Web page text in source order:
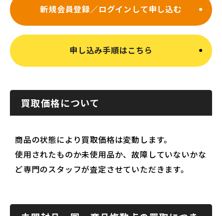
新規会員登録／ログインして申し込む
申し込み手順はこちら
買取価格について
商品の状態により買取価格は変動します。
使用されたものか未使用品か、故障していないかな
ど専門のスタッフが査定させていただきます。